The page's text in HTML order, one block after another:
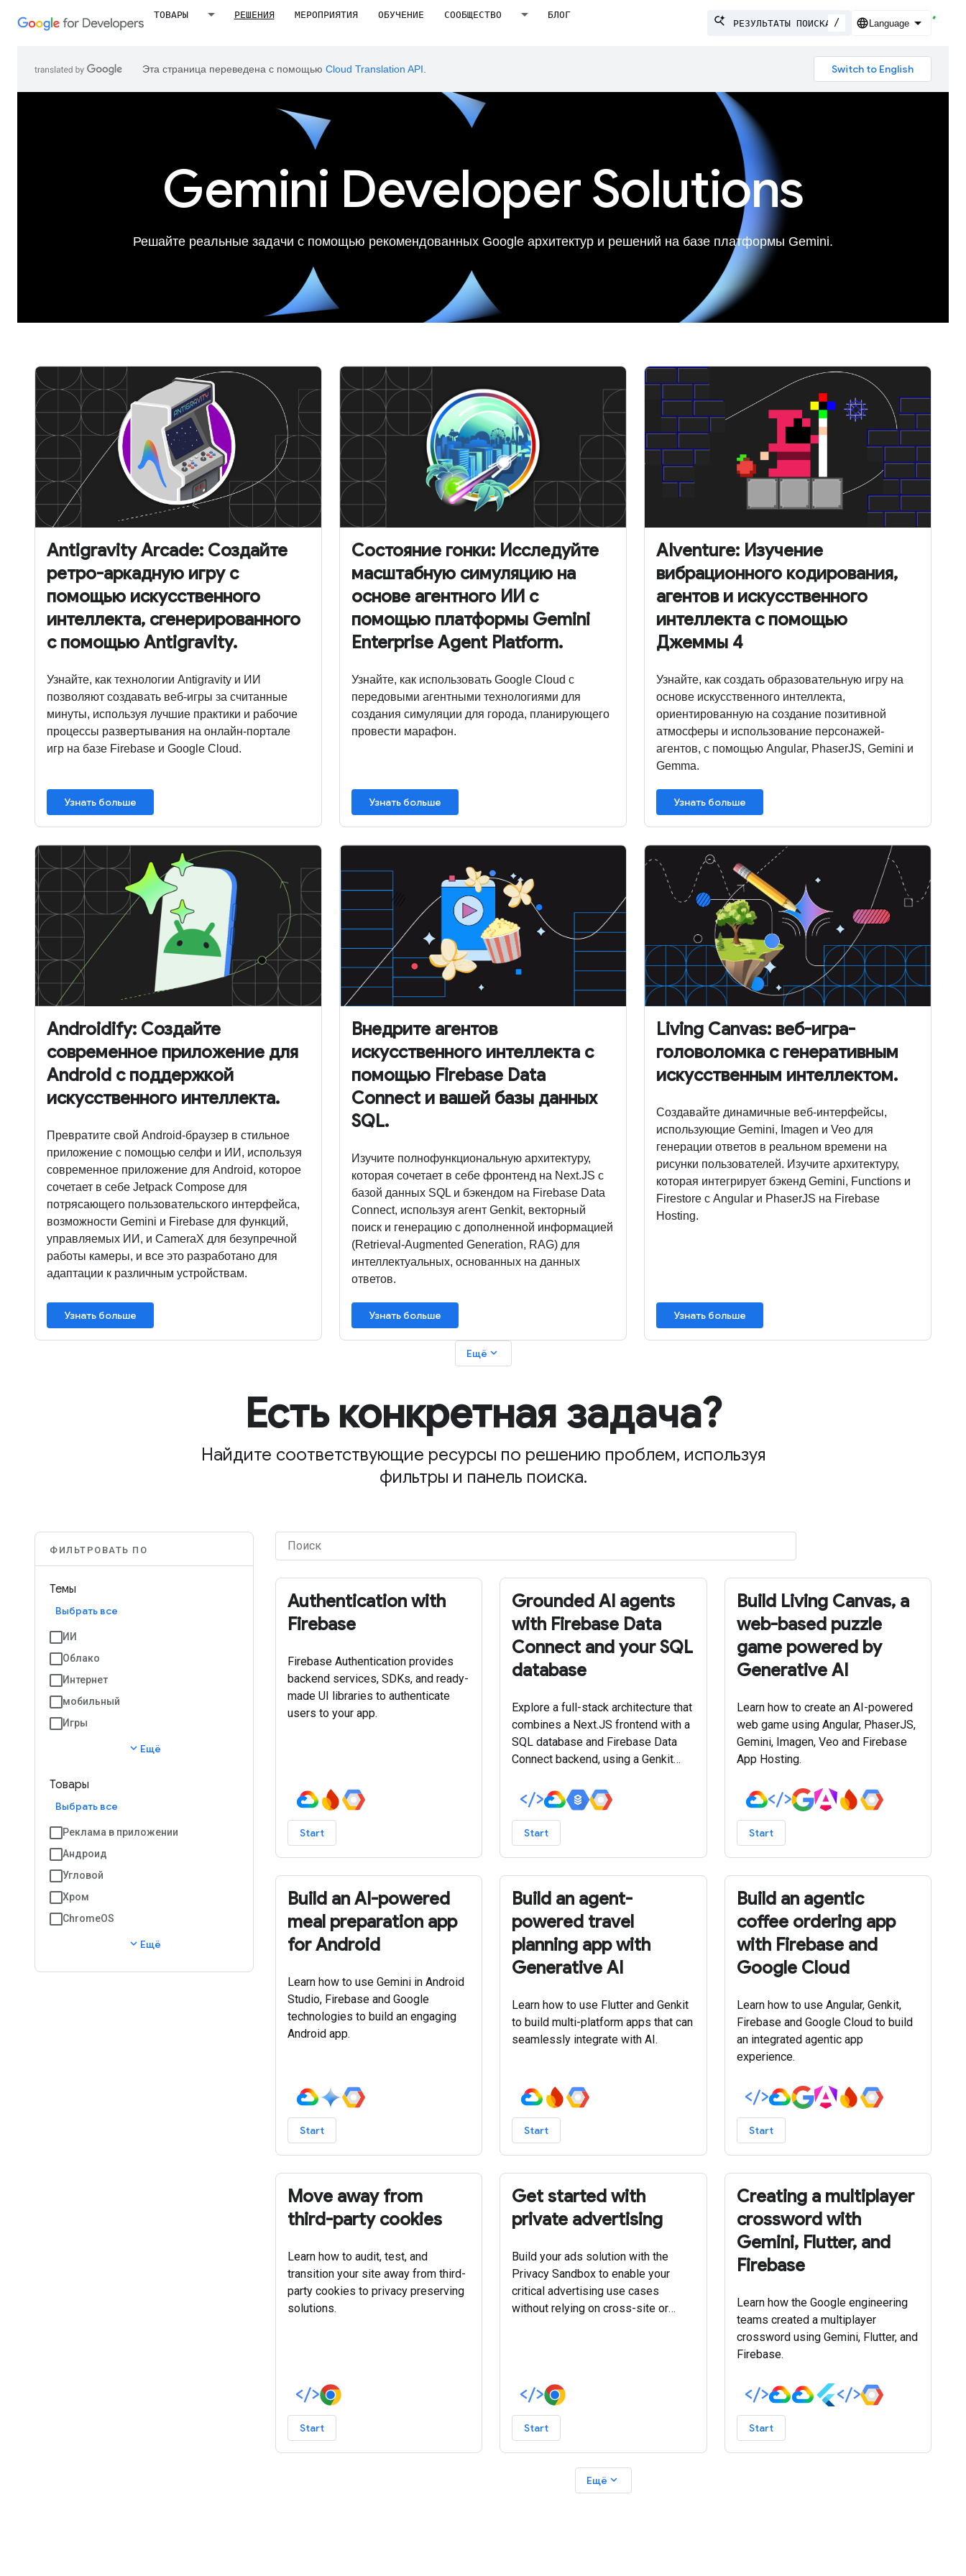
ТОВАРЫ РЕШЕНИЯ МЕРОПРИЯТИЯ ОБУЧЕНИЕ СООБЩЕСТВО БЛОГ
/
Эта страница переведена с помощью Cloud Translation API
Gemini Developer Solutions
Решайте реальные задачи с помощью рекомендованных Google архитектур и решений на базе платформы Gemini.
Antigravity Arcade: Создайте
ретро-аркадную игру с
помощью искусственного
интеллекта, сгенерированного
с помощью Antigravity.
Узнайте, как технологии Antigravity и ИИ
позволяют создавать веб-игры за считанные
минуты, используя лучшие практики и рабочие
процессы развертывания на онлайн-портале
игр на базе Firebase и Google Cloud.
Узнать больше
Состояние гонки: Исследуйте
масштабную симуляцию на
основе агентного ИИ с
помощью платформы Gemini
Enterprise Agent Platform.
Узнайте, как использовать Google Cloud с
передовыми агентными технологиями для
создания симуляции для города, планирующего
провести марафон.
Узнать больше
AIventure: Изучение
вибрационного кодирования,
агентов и искусственного
интеллекта с помощью
Джеммы 4
Узнайте, как создать образовательную игру на
основе искусственного интеллекта,
ориентированную на создание позитивной
атмосферы и использование персонажей-
агентов, с помощью Angular, PhaserJS, Gemini и
Gemma.
Узнать больше
Androidify: Создайте
современное приложение для
Android с поддержкой
искусственного интеллекта.
Превратите свой Android-браузер в стильное
приложение с помощью селфи и ИИ, используя
современное приложение для Android, которое
сочетает в себе Jetpack Compose для
потрясающего пользовательского интерфейса,
возможности Gemini и Firebase для функций,
управляемых ИИ, и CameraX для безупречной
работы камеры, и все это разработано для
адаптации к различным устройствам.
Узнать больше
Внедрите агентов
искусственного интеллекта с
помощью Firebase Data
Connect и вашей базы данных
SQL.
Изучите полнофункциональную архитектуру,
которая сочетает в себе фронтенд на Next.JS с
базой данных SQL и бэкендом на Firebase Data
Connect, используя агент Genkit, векторный
поиск и генерацию с дополненной информацией
(Retrieval-Augmented Generation, RAG) для
интеллектуальных, основанных на данных
ответов.
Узнать больше
Living Canvas: веб-игра-
головоломка с генеративным
искусственным интеллектом.
Создавайте динамичные веб-интерфейсы,
использующие Gemini, Imagen и Veo для
генерации ответов в реальном времени на
рисунки пользователей. Изучите архитектуру,
которая интегрирует бэкенд Gemini, Functions и
Firestore с Angular и PhaserJS на Firebase
Hosting.
Узнать больше
Ещё expand_more
Есть конкретная задача?
Найдите соответствующие ресурсы по решению проблем, используя
фильтры и панель поиска.
ФИЛЬТРОВАТЬ ПО
Темы
Выбрать все
ИИ
Облако
Интернет
мобильный
Игры
expand_more Ещё
Товары
Выбрать все
Реклама в приложении
Андроид
Угловой
Хром
ChromeOS
expand_more Ещё
Authentication with
Firebase
Firebase Authentication provides
backend services, SDKs, and ready-
made UI libraries to authenticate
users to your app.
Start
Grounded AI agents
with Firebase Data
Connect and your SQL
database
Explore a full-stack architecture that
combines a Next.JS frontend with a
SQL database and Firebase Data
Connect backend, using a Genkit
Augmented Generation (RAG) for
intelligent, data-driven responses.
Start
Build Living Canvas, a
web-based puzzle
game powered by
Generative AI
Learn how to create an AI-powered
web game using Angular, PhaserJS,
Gemini, Imagen, Veo and Firebase
App Hosting.
Start
Build an AI-powered
meal preparation app
for Android
Learn how to use Gemini in Android
Studio, Firebase and Google
technologies to build an engaging
Android app.
Start
Build an agent-
powered travel
planning app with
Generative AI
Learn how to use Flutter and Genkit
to build multi-platform apps that can
seamlessly integrate with AI.
Start
Build an agentic
coffee ordering app
with Firebase and
Google Cloud
Learn how to use Angular, Genkit,
Firebase and Google Cloud to build
an integrated agentic app
experience.
Start
Move away from
third-party cookies
Learn how to audit, test, and
transition your site away from third-
party cookies to privacy preserving
solutions.
Start
Get started with
private advertising
Build your ads solution with the
Privacy Sandbox to enable your
critical advertising use cases
without relying on cross-site or
Start
Creating a multiplayer
crossword with
Gemini, Flutter, and
Firebase
Learn how the Google engineering
teams created a multiplayer
crossword using Gemini, Flutter, and
Firebase.
Start
Ещё expand_more